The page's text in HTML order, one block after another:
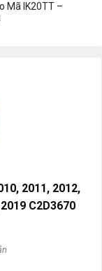
Mã IK20TT –
2011, 2012,
C2D3670